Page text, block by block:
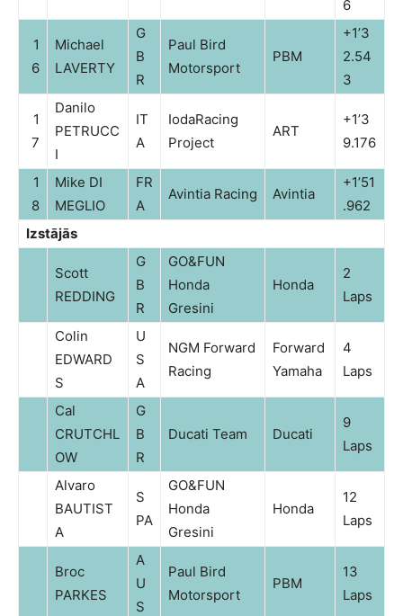
6
1
6
Michael
LAVERTY
G
B
R
Paul Bird
Motorsport
PBM
+1’3
2.54
3
1
7
Danilo
PETRUCC
I
IT
A
IodaRacing
Project
ART
+1’3
9.176
1
8
Mike DI
MEGLIO
FR
A
Avintia Racing Avintia
+1’51
.962
Izstājās
Scott
REDDING
G
B
R
GO&FUN
Honda
Gresini
Honda
2
Laps
Colin
EDWARD
S
U
S
A
NGM Forward
Racing
Forward
Yamaha
4
Laps
Cal
CRUTCHL
OW
G
B
R
Ducati Team Ducati
9
Laps
Alvaro
BAUTIST
A
S
PA
GO&FUN
Honda
Gresini
Honda
12
Laps
Broc
PARKES
A
U
S
Paul Bird
Motorsport
PBM
13
Laps